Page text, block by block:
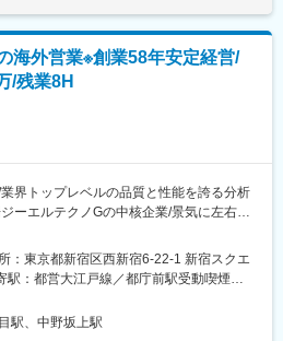
、今後は、アジア、アフリカにも展開予
、働くスタッフの満足度アップに取り
は、130日。土日祝以外にも、会社で定
リをつけた働き方ができるようにしてい
る業務
外出張（出張日数7日程度）
イ・ベトナムなど）
経験に応じてエリアを拡大いただく予定
は、基本的に現地代理店のメンテナンス
っており、部長が担当している東南アジ
ただく予定です。
部)：
、ピンホール検査装置、マグネット式除
器等
器・危険物の探知に・ボディーチェック
海外営業※創業58年安定経営/
/残業8H
界トップレベルの品質と性能を誇る分析
ーエルテクノGの中核企業/景気に左右さ
取り扱っています。「お茶の中にカフェ
いるか」「薬の中に薬効成分が既定値以
：東京都新宿区西新宿6-22-1 新宿スクエ
駅：都営大江戸線／都庁前駅受動喫煙対
範囲：会社の定める事業所
駅、中野坂上駅